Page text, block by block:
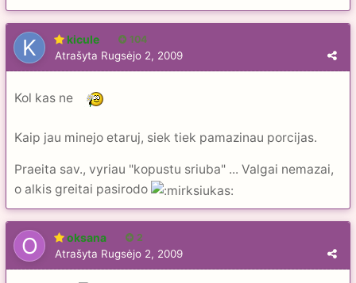
kicule 104
Atrašyta Rugsėjo 2, 2009
Kol kas ne
Kaip jau minejo etaruj, siek tiek pamazinau porcijas.
Praeita sav., vyriau "kopustu sriuba" ... Valgai nemazai,
o alkis greitai pasirodo
oksana 2
Atrašyta Rugsėjo 2, 2009